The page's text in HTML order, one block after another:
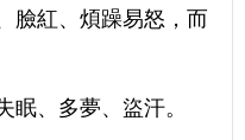
臉紅、煩躁易怒，而
眠、多夢、盜汗。